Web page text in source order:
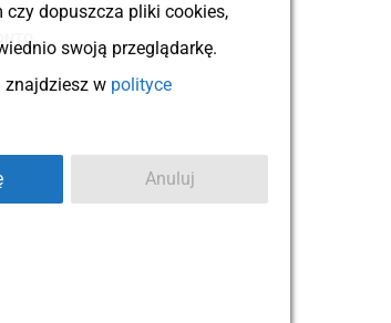
czy dopuszcza pliki cookies,
swoją przeglądarkę.
w polityce
Anuluj